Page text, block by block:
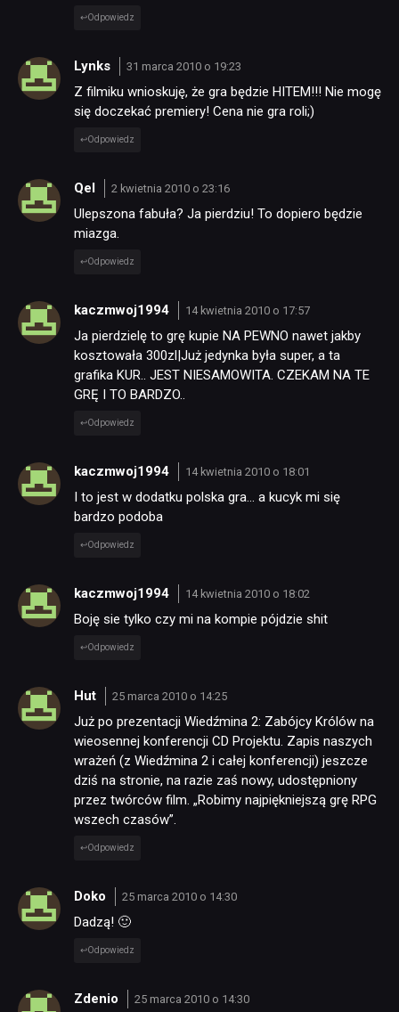
Odpowiedz
Lynks 31 marca 2010 o 19:23
Z filmiku wnioskuję, że gra będzie HITEM!!! Nie mogę
się doczekać premiery! Cena nie gra roli;)
Odpowiedz
Qel 2 kwietnia 2010 o 23:16
Ulepszona fabuła? Ja pierdziu! To dopiero będzie
miazga.
Odpowiedz
kaczmwoj1994 14 kwietnia 2010 o 17:57
Ja pierdzielę to grę kupie NA PEWNO nawet jakby
kosztowała 300zl|Już jedynka była super, a ta
grafika KUR.. JEST NIESAMOWITA. CZEKAM NA TE
GRĘ I TO BARDZO..
Odpowiedz
kaczmwoj1994 14 kwietnia 2010 o 18:01
I to jest w dodatku polska gra… a kucyk mi się
bardzo podoba
Odpowiedz
kaczmwoj1994 14 kwietnia 2010 o 18:02
Boję sie tylko czy mi na kompie pójdzie shit
Odpowiedz
Hut 25 marca 2010 o 14:25
Już po prezentacji Wiedźmina 2: Zabójcy Królów na
wieosennej konferencji CD Projektu. Zapis naszych
wrażeń (z Wiedźmina 2 i całej konferencji) jeszcze
dziś na stronie, na razie zaś nowy, udostępniony
przez twórców film. „Robimy najpiękniejszą grę RPG
wszech czasów”.
Odpowiedz
Doko 25 marca 2010 o 14:30
Dadzą! 🙂
Odpowiedz
Zdenio 25 marca 2010 o 14:30